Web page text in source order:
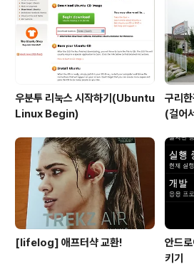
우분투 리눅스 시작하기(Ubuntu
Linux Begin)
구리
(걸어
[lifelog] 애프터샥 교환!
안드
키기